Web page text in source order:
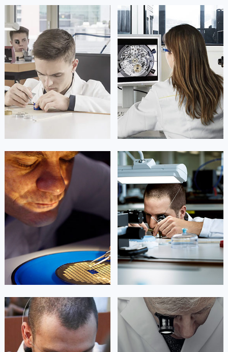
凯罗尔·切尔西
资深劳力士技师
是上海劳力士售后维修服务中心
(劳力士维修保养中心)
的高级技师之一
Shanghai Rolex Maintain center
上海市黄浦区劳力士维修
达芙妮·克劳迪娅
资深劳力士技师
是上海劳力士售后维修服务中心
(劳力士维修保养中心)
的高级技师之一
Shanghai Rolex Maintain center
 上海市徐汇区劳力士维修
杰登·奥斯卡里昂
资深劳力士技师
是上海劳力士售后维修服务中心
(劳力士维修保养中心)
的高级技师之一
查尔斯·彼得艾伯特
资深劳力士技师
是上海劳力士维修服务中心
(劳力士维修保养中心)
的高级技师之一